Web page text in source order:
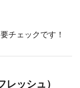
チェックです！
ッシュ）